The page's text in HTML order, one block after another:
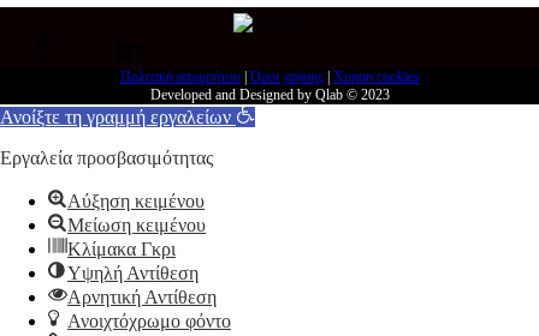
Πολιτική απορρήτου|Όροι χρήσης| Χρήση cookies
Developed and Designed by Qlab © 2023
Ανοίξτε τη γραμμή εργαλείων
Εργαλεία προσβασιμότητας
Αύξηση κειμένου
Μείωση κειμένου
Κλίμακα Γκρι
Υψηλή Αντίθεση
Αρνητική Αντίθεση
Ανοιχτόχρωμο φόντο